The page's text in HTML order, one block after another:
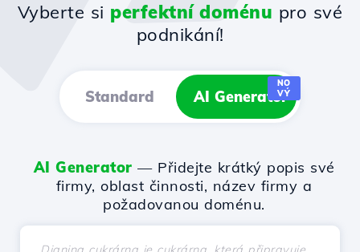
Vyberte si perfektní doménu pro své
podnikání!
Standard AI Generator
NO
VÝ
AI Generator — Přidejte krátký popis své
firmy, oblast činnosti, název firmy a
požadovanou doménu.